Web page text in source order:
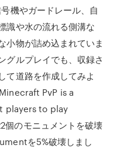
機やガードレール、自
識や水の流れる側溝な
小物が詰め込まれていま
グルプレイでも、収録さ
て道路を作成してみよ
PvP is a
players to play
のモニュメントを破壊
を5%破壊しまし